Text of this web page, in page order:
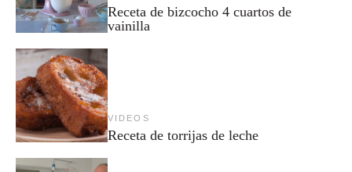
Receta de bizcocho 4 cuartos de
vainilla
VIDEOS
Receta de torrijas de leche